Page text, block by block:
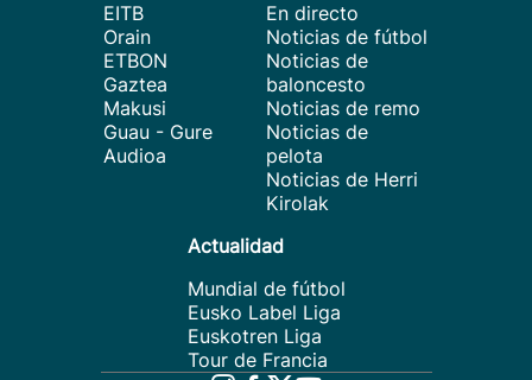
EITB
Orain
ETBON
Gaztea
Makusi
Guau - Gure
Audioa
En directo
Noticias de fútbol
Noticias de
baloncesto
Noticias de remo
Noticias de
pelota
Noticias de Herri
Kirolak
Actualidad
Mundial de fútbol
Eusko Label Liga
Euskotren Liga
Tour de Francia